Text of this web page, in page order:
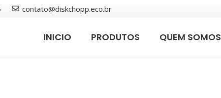
contato@diskchopp.eco.br
INICIO PRODUTOS QUEM SOMOS